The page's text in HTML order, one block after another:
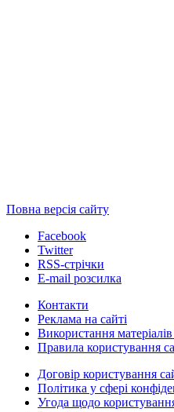
Повна версія сайту
Facebook
Twitter
RSS-стрічки
E-mail розсилка
Контакти
Реклама на сайті
Використання
Правила користування
Договір користування
Політика у сфері
Угода щодо